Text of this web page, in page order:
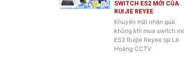
Khuyến mãi nhận quà
khủng khi mua switch mới
ES2 Ruijie Reyee tại Lê
Hoàng CCTV